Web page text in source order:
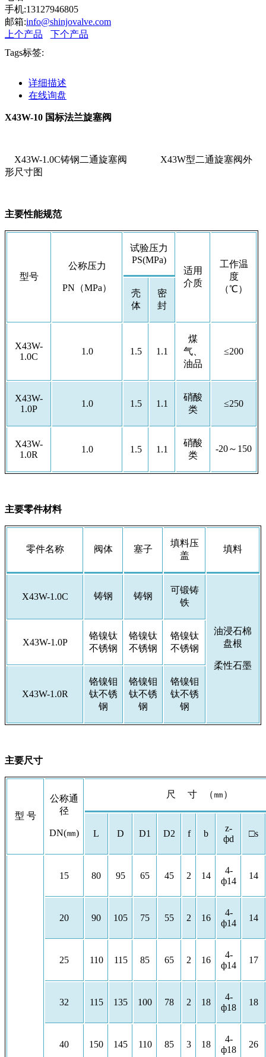
手机:13127946805
邮箱:info@shinjovalve.com
上个产品
下个产品
Tags标签:
详细描述
在线询盘
X43W-10 国标法兰旋塞阀
X43W-1.0C铸钢二通旋塞阀 X43W型二通旋塞阀外
形尺寸图
主要性能规范
型号
公称压力
PN（MPa）
试验压力
PS(MPa)
适用
介质
工作温
度
（℃）
壳
体
密
封
X43W-
1.0C
1.0 1.5 1.1
煤
气、
油品
≤200
X43W-
1.0P
1.0 1.5 1.1
硝酸
类
≤250
X43W-
1.0R
1.0 1.5 1.1
硝酸
类
-20～150
主要零件材料
零件名称 阀体 塞子
填料压
盖
填料
X43W-1.0C 铸钢 铸钢
可锻铸
铁
油浸石棉
盘根
柔性石墨
X43W-1.0P
铬镍钛
不锈钢
铬镍钛
不锈钢
铬镍钛
不锈钢
X43W-1.0R
铬镍钼
钛不锈
钢
铬镍钼
钛不锈
钢
铬镍钼
钛不锈
钢
主要尺寸
型 号
公称通
径
DN(㎜)
尺 寸 （㎜）
L D D1 D2 f b
z-
фd
□s
15 80 95 65 45 2 14
4-
ф14
14
20 90 105 75 55 2 16
4-
ф14
14
25 110 115 85 65 2 16
4-
ф14
17
32 115 135 100 78 2 18
4-
ф18
18
40 150 145 110 85 3 18
4-
ф18
26